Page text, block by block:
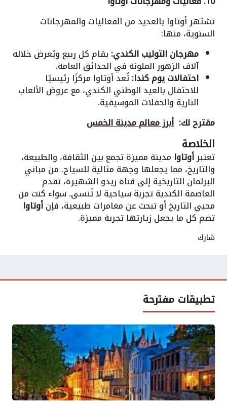
تشتهر أوتاوا بالعديد من الفعاليات والمهرجانات
السنوية، منها:
مهرجان التوليب الكندي:يقام كل ربيع ويُعرض خلاله
آلاف الزهور الملونة في الحدائق العامة.
احتفالات يوم كندا:تُعد أوتاوا مركزًا رئيسيًا
للاحتفال بالعيد الوطني الكندي، مع عروض الألعاب
النارية والحفلات الموسيقية.
مقترح لك: أبرز معالم مدينة الخمس
الخلاصة
تعتبرأوتاوا مدينة مميزة تجمع بين الثقافة، والطبيعة،
والتاريخ، مما يجعلها وجهة مثالية للسياح. من مباني
البرلمان التاريخية إلى قناة ريدو الشهيرة، تقدم
العاصمة الكندية تجربة سياحية لا تُنسى. سواء كنت من
محبي التاريخ أو تبحث عن مغامرات طبيعية، فإنأوتاوا
تضم كل ما يجعل زيارتها تجربة مميزة.
شارك
تطبيقات مفترحة